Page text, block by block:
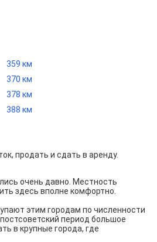
359 км
370 км
378 км
388 км
продать и сдать в аренду.
очень давно. Местность
здесь вполне комфортно.
этим городам по численности
период большое
в крупные города, где